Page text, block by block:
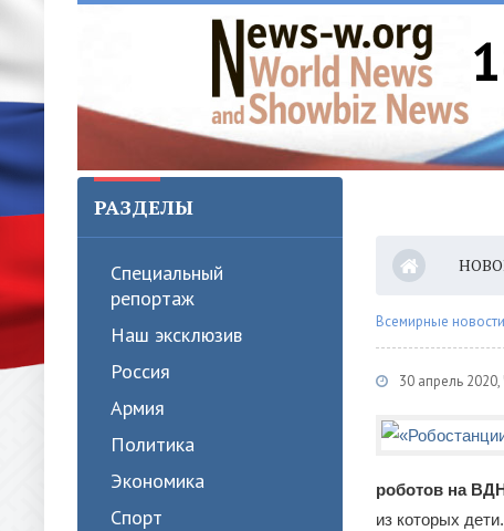
РАЗДЕЛЫ
Специальный
репортаж
Наш эксклюзив
Россия
Армия
Политика
Экономика
Спорт
Всемирные
30 апрель 2020,
роботов на
из которых